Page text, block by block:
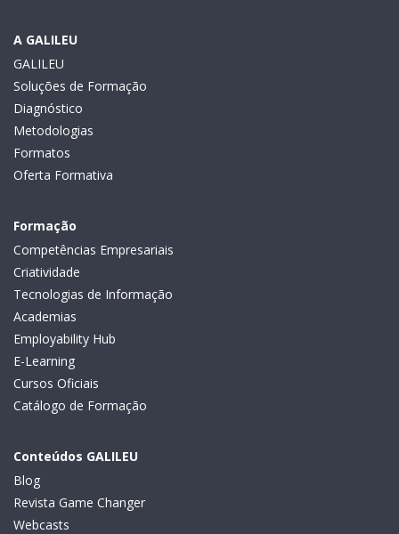
A GALILEU
GALILEU
Soluções de Formação
Diagnóstico
Metodologias
Formatos
Oferta Formativa
Formação
Competências Empresariais
Criatividade
Tecnologias de Informação
Academias
Employability Hub
E-Learning
Cursos Oficiais
Catálogo de Formação
Conteúdos GALILEU
Blog
Revista Game Changer
Webcasts